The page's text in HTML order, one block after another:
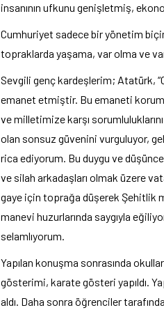
insanının ufkunu genişletmiş,
Cumhuriyet sadece bir yönetim
topraklarda yaşama, var olma ve
Sevgili genç kardeşlerim; Atatürk,
emanet etmiştir. Bu emaneti
ve milletimize karşı
olan sonsuz güvenini vurguluyor,
rica ediyorum. Bu duygu ve
ve silah arkadaşları olmak üzere
gaye için toprağa düşerek Şehitlik
manevi huzurlarında saygıyla
selamlıyorum.
Yapılan konuşma sonrasında
gösterimi, karate gösteri yapıldı.
aldı. Daha sonra öğrenciler